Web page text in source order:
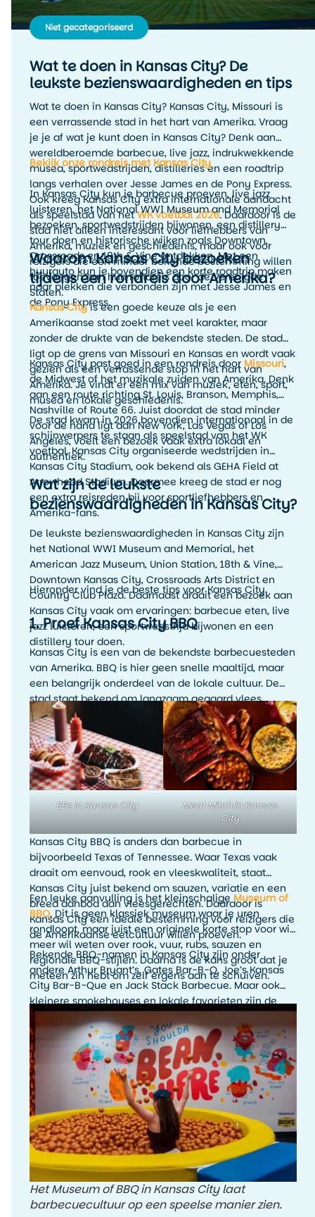
Niet gecategoriseerd
Wat te doen in Kansas City? De
leukste bezienswaardigheden en tips
Wat te doen in Kansas City? Kansas City, Missouri is
een verrassende stad in het hart van Amerika. Vraag
je je af wat je kunt doen in Kansas City? Denk aan
wereldberoemde barbecue, live jazz, indrukwekkende
musea, sportwedstrijden, distilleries en een roadtrip
langs verhalen over Jesse James en de Pony Express.
Ook kreeg Kansas City extra internationale aandacht
als speelstad van hetWK voetbal 2026. Daardoor is de
stad niet alleen interessant voor liefhebbers van
Amerika, muziek en geschiedenis, maar ook voor
reizigers die een minder bekende bestemming willen
toevoegen aan hun rondreis door de Verenigde
Staten.
Bekijk onze rondreis met Kansas City
In Kansas City kun je barbecue proeven, live jazz
luisteren, het National WWI Museum and Memorial
bezoeken, sportwedstrijden bijwonen, een distillery
tour doen en historische wijken zoals Downtown,
Crossroads en 18th & Vine ontdekken. Met een
huurauto kun je bovendien een korte roadtrip maken
naar plekken die verbonden zijn met Jesse James en
de Pony Express.
Waarom Kansas City bezoeken
tijdens een rondreis door Amerika?
Kansas Cityis een goede keuze als je een
Amerikaanse stad zoekt met veel karakter, maar
zonder de drukte van de bekendste steden. De stad
ligt op de grens van Missouri en Kansas en wordt vaak
gezien als een verrassende stop in het hart van
Amerika. Je vindt er een mix van muziek, eten, sport,
musea en lokale geschiedenis.
Kansas City past goed in een rondreis door Missouri,
de Midwest of het muzikale zuiden van Amerika. Denk
aan een route richting St. Louis, Branson, Memphis,
Nashville of Route 66. Juist doordat de stad minder
voor de hand ligt dan New York, Las Vegas of Los
Angeles, voelt een bezoek vaak extra lokaal en
authentiek.
De stad kwam in 2026 bovendien internationaal in de
schijnwerpers te staan als speelstad van het WK
voetbal. Kansas City organiseerde wedstrijden in
Kansas City Stadium, ook bekend als GEHA Field at
Arrowhead Stadium. Daarmee kreeg de stad er nog
een extra reisreden bij voor sportliefhebbers en
Amerika-fans.
Wat zijn de leukste
bezienswaardigheden in Kansas City?
De leukste bezienswaardigheden in Kansas City zijn
het National WWI Museum and Memorial, het
American Jazz Museum, Union Station, 18th & Vine,
Downtown Kansas City, Crossroads Arts District en
Country Club Plaza. Daarnaast draait een bezoek aan
Kansas City vaak om ervaringen: barbecue eten, live
jazz luisteren, een sportwedstrijd bijwonen en een
distillery tour doen.
Hieronder vind je de beste tips voor Kansas City.
1. Proef Kansas City BBQ
Kansas City is een van de bekendste barbecuesteden
van Amerika. BBQ is hier geen snelle maaltijd, maar
een belangrijk onderdeel van de lokale cultuur. De
stad staat bekend om langzaam gegaard vlees,
rokerige smaken, rijke sauzen en veel variatie. Denk
aan ribs, brisket, pulled pork, burnt ends en
rijkgevulde barbecueplates.
BBs in Kansas City
Meat Mitch in Kansas
City
Kansas City BBQ is anders dan barbecue in
bijvoorbeeld Texas of Tennessee. Waar Texas vaak
draait om eenvoud, rook en vleeskwaliteit, staat
Kansas City juist bekend om sauzen, variatie en een
breed aanbod aan vleesgerechten. Daardoor is
Kansas City een ideale bestemming voor reizigers die
de Amerikaanse eetcultuur willen proeven.
Een leuke aanvulling is het kleinschaligeMuseum of
BBQ. Dit is geen klassiek museum waar je uren
rondloopt, maar juist een originele korte stop voor wie
meer wil weten over rook, vuur, rubs, sauzen en
regionale BBQ-stijlen. Daarna is de kans groot dat je
meteen zin hebt om zelf ergens aan te schuiven.
Bekende BBQ-namen in Kansas City zijn onder
andere Arthur Bryant’s, Gates Bar-B-Q, Joe’s Kansas
City Bar-B-Que en Jack Stack Barbecue. Maar ook
kleinere smokehouses en lokale favorieten zijn de
moeite waard. Het leukste is om tijdens je verblijf
meerdere BBQ-stops te proberen en zelf te ontdekken
welke stijl jouw favoriet is.
Het Museum of BBQ in Kansas City laat
barbecuecultuur op een speelse manier zien.